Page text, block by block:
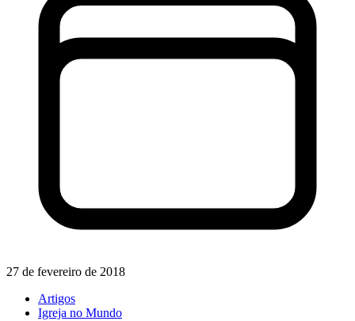
27 de fevereiro de 2018
Artigos
Igreja no Mundo